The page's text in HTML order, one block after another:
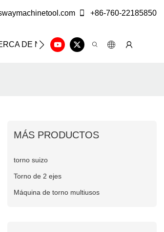
+86-760-22185850
DE NOSOTROS SOLUCIÓN
MÁS PRODUCTOS
torno suizo
Torno de 2 ejes
Máquina de torno multiusos